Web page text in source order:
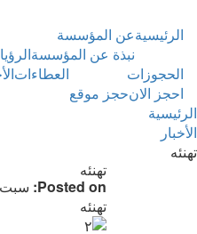
الرئيسيةعن المؤسسة
نبذة عن المؤسسة
الحجوزات
احجز الانحجز موقع
العطاءات
الرئيسية
الأخبار
تهنئه
تهنئه
Posted on: سبت, 08/31/2024 -
تهنئه